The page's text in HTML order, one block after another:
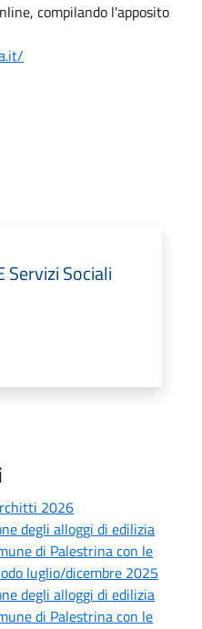
compilando l'apposito
Servizi Sociali
2026
degli alloggi di edilizia
di Palestrina con le
luglio/dicembre 2025
degli alloggi di edilizia
di Palestrina con le